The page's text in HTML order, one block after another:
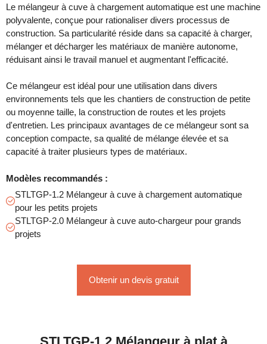
Le mélangeur à cuve à chargement automatique est une machine
polyvalente, conçue pour rationaliser divers processus de
construction. Sa particularité réside dans sa capacité à charger,
mélanger et décharger les matériaux de manière autonome,
réduisant ainsi le travail manuel et augmentant l'efficacité.
Ce mélangeur est idéal pour une utilisation dans divers
environnements tels que les chantiers de construction de petite
ou moyenne taille, la construction de routes et les projets
d'entretien. Les principaux avantages de ce mélangeur sont sa
conception compacte, sa qualité de mélange élevée et sa
capacité à traiter plusieurs types de matériaux.
Modèles recommandés :
STLTGP-1.2 Mélangeur à cuve à chargement automatique
pour les petits projets
STLTGP-2.0 Mélangeur à cuve auto-chargeur pour grands
projets
Obtenir un devis gratuit